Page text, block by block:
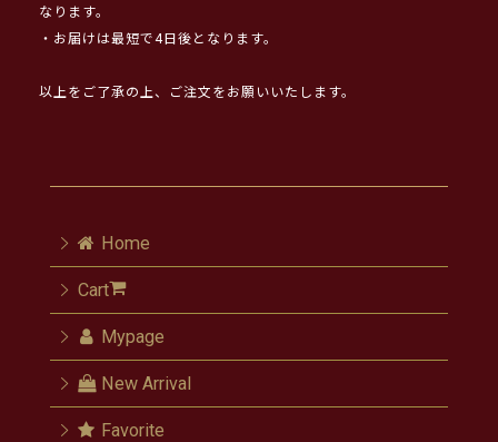
なります。
・お届けは最短で4日後となります。
以上をご了承の上、ご注文をお願いいたします。
Home
Cart
Mypage
New Arrival
Favorite